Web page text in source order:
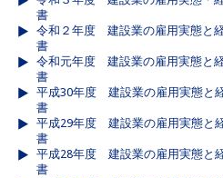
書
令和２年度 建設業の雇用実態と
書
令和元年度 建設業の雇用実態と
書
平成30年度 建設業の雇用実態と
書
平成29年度 建設業の雇用実態と
書
平成28年度 建設業の雇用実態と
書